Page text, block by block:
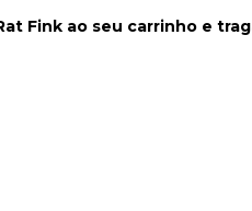
Fink ao seu carrinho e